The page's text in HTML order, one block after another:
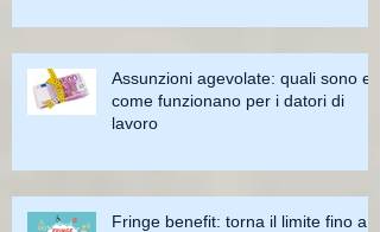
Assunzioni agevolate: quali sono e
come funzionano per i datori di
lavoro
Fringe benefit: torna il limite fino a